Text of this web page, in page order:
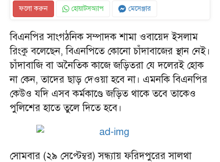
ফলো করুন হোয়াটসঅ্যাপ মেসেঞ্জার
ChatGPT said:
বিএনপির সাংগঠনিক সম্পাদক শামা ওবায়েদ ইসলাম
রিংকু বলেছেন, বিএনপিতে কোনো চাঁদাবাজের স্থান নেই।
চাঁদাবাজি বা অনৈতিক কাজে জড়িতরা যে দলেরই হোক
না কেন, তাদের ছাড় দেওয়া হবে না। এমনকি বিএনপির
কেউও যদি এসব কর্মকাণ্ডে জড়িত থাকে তবে তাকেও
পুলিশের হাতে তুলে দিতে হবে।
সোমবার (২৯ সেপ্টেম্বর) সন্ধ্যায় ফরিদপুরের সালথা